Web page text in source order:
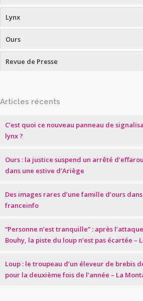
Lynx
Ours
Revue de Presse
Articles récents
C’est quoi ce nouveau panneau de
lynx ?
Ours : la justice suspend un arrêté
dans une estive d’Ariège
Des images rares d’une famille d’ours
franceinfo
“Personne n’est tranquille” : après
Bouhy, la piste du loup n’est pas écartée –
Loup : le troupeau d’un éleveur de brebis
pour la deuxième fois de l’année – La